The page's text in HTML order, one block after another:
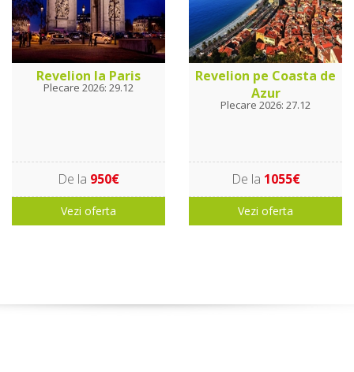
Revelion la Paris
Plecare 2026: 29.12
De la 950€
Vezi oferta
Revelion pe Coasta de
Azur
Plecare 2026: 27.12
De la 1055€
Vezi oferta